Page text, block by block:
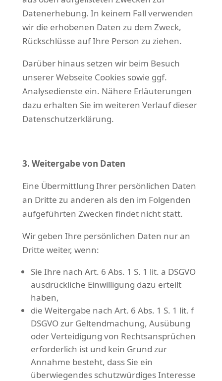
Datenerhebung. In keinem Fall verwenden
wir die erhobenen Daten zu dem Zweck,
Rückschlüsse auf Ihre Person zu ziehen.
Darüber hinaus setzen wir beim Besuch
unserer Webseite Cookies sowie ggf.
Analysedienste ein. Nähere Erläuterungen
dazu erhalten Sie im weiteren Verlauf dieser
Datenschutzerklärung.
3. Weitergabe von Daten
Eine Übermittlung Ihrer persönlichen Daten
an Dritte zu anderen als den im Folgenden
aufgeführten Zwecken findet nicht statt.
Wir geben Ihre persönlichen Daten nur an
Dritte weiter, wenn:
Sie Ihre nach Art. 6 Abs. 1 S. 1 lit. a DSGVO
ausdrückliche Einwilligung dazu erteilt
haben,
die Weitergabe nach Art. 6 Abs. 1 S. 1 lit. f
DSGVO zur Geltendmachung, Ausübung
oder Verteidigung von Rechtsansprüchen
erforderlich ist und kein Grund zur
Annahme besteht, dass Sie ein
überwiegendes schutzwürdiges Interesse